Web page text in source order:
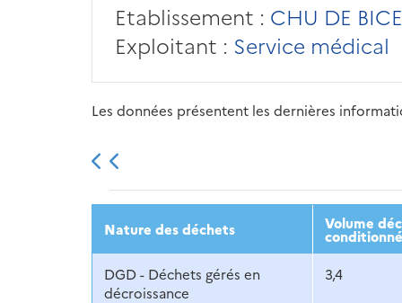
Etablissement : CHU DE
Exploitant : Service médical
Les données présentent les dernières
2013 2014 2015
Nature des déchets Volume
DGD - Déchets gérés en
décroissance
3,4